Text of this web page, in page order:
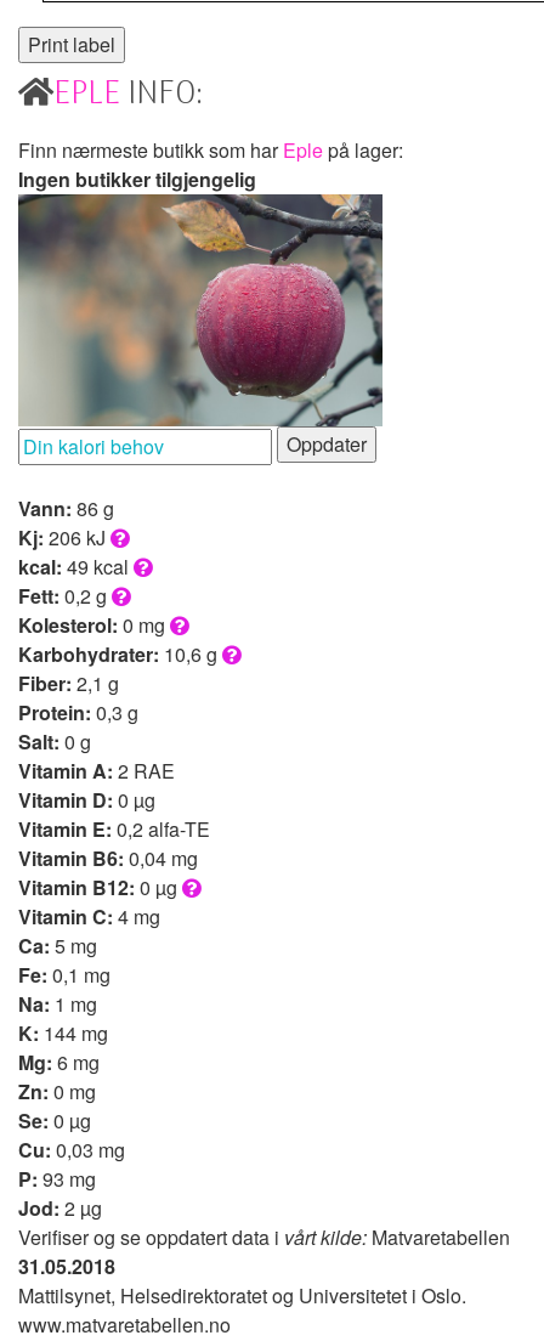
EPLE INFO:
Finn nærmeste butikk som harEplepå lager:
Ingen butikker tilgjengelig
Oppdater
Vann: 86 g
Kj: 206 kJ
kcal: 49 kcal
Fett: 0,2 g
Kolesterol: 0 mg
Karbohydrater: 10,6 g
Fiber: 2,1 g
Protein: 0,3 g
Salt: 0 g
Vitamin A: 2 RAE
Vitamin D: 0 µg
Vitamin E: 0,2 alfa-TE
Vitamin B6: 0,04 mg
Vitamin B12: 0 µg
Vitamin C: 4 mg
Ca: 5 mg
Fe: 0,1 mg
Na: 1 mg
K: 144 mg
Mg: 6 mg
Zn: 0 mg
Se: 0 µg
Cu: 0,03 mg
P: 93 mg
Jod: 2 µg
Verifiser og se oppdatert data i vårt kilde: Matvaretabellen
31.05.2018
Mattilsynet, Helsedirektoratet og Universitetet i Oslo.
www.matvaretabellen.no